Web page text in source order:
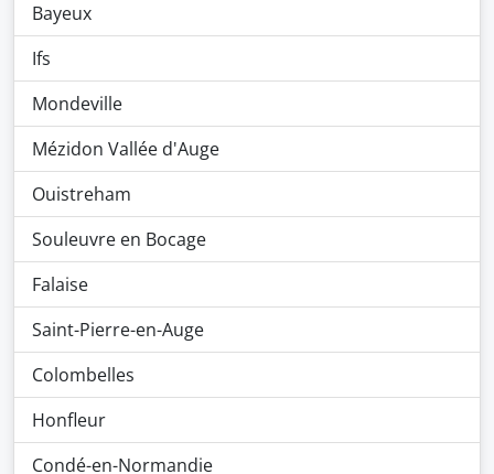
Bayeux
Ifs
Mondeville
Mézidon Vallée d'Auge
Ouistreham
Souleuvre en Bocage
Falaise
Saint-Pierre-en-Auge
Colombelles
Honfleur
Condé-en-Normandie